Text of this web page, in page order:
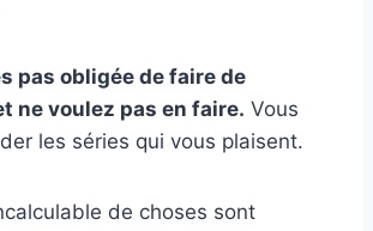
pas obligée de faire de
ne voulez pas en faire. Vous
les séries qui vous plaisent.
de choses sont